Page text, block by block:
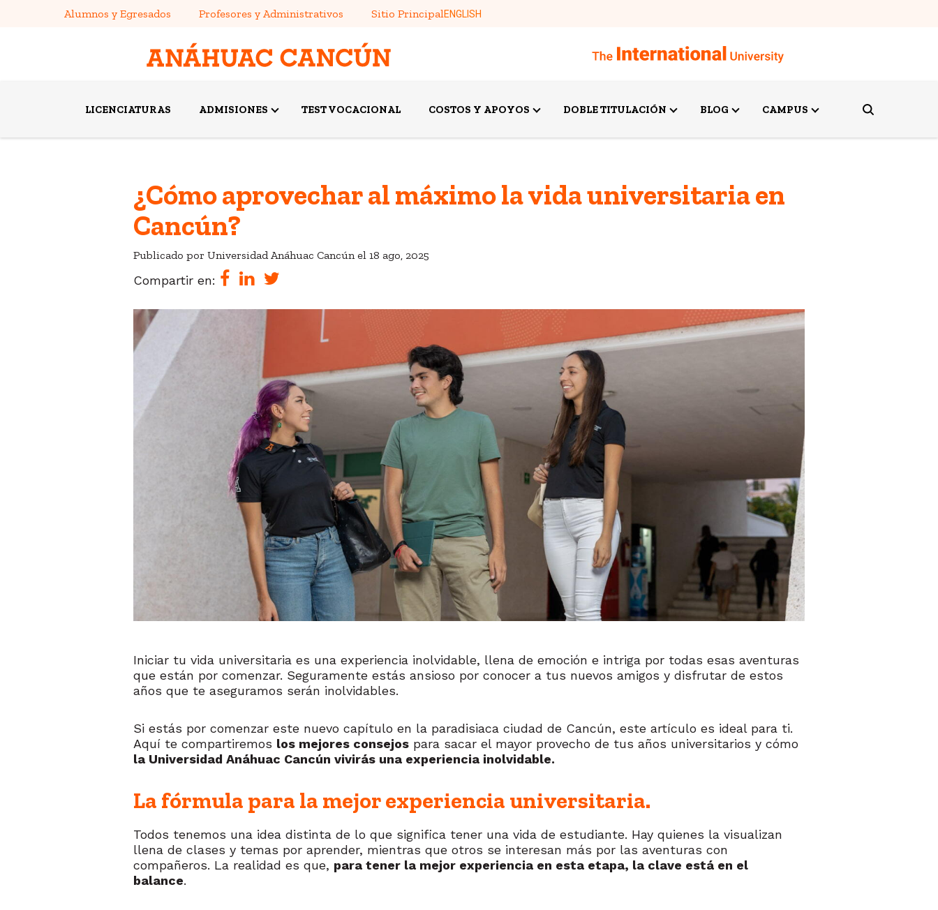
Alumnos y Egresados Profesores y Administrativos Sitio Principal ENGLISH
LICENCIATURAS ADMISIONES TEST VOCACIONAL COSTOS Y APOYOS DOBLE TITULACIÓN BLOG CAMPUS
¿Cómo aprovechar al máximo la vida universitaria en
Cancún?
Publicado por Universidad Anáhuac Cancún el 18 ago, 2025
Compartir en:
Iniciar tu vida universitaria es una experiencia inolvidable, llena de emoción e intriga por todas esas aventuras
que están por comenzar. Seguramente estás ansioso por conocer a tus nuevos amigos y disfrutar de estos
años que te aseguramos serán inolvidables.
Si estás por comenzar este nuevo capítulo en la paradisiaca ciudad de Cancún, este artículo es ideal para ti.
Aquí te compartiremos los mejores consejos para sacar el mayor provecho de tus años universitarios y cómo
la Universidad Anáhuac Cancún vivirás una experiencia inolvidable.
La fórmula para la mejor experiencia universitaria.
Todos tenemos una idea distinta de lo que significa tener una vida de estudiante. Hay quienes la visualizan
llena de clases y temas por aprender, mientras que otros se interesan más por las aventuras con
compañeros. La realidad es que, para tener la mejor experiencia en esta etapa, la clave está en el
balance.